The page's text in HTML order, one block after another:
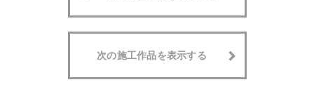
次の施工作品を表示する